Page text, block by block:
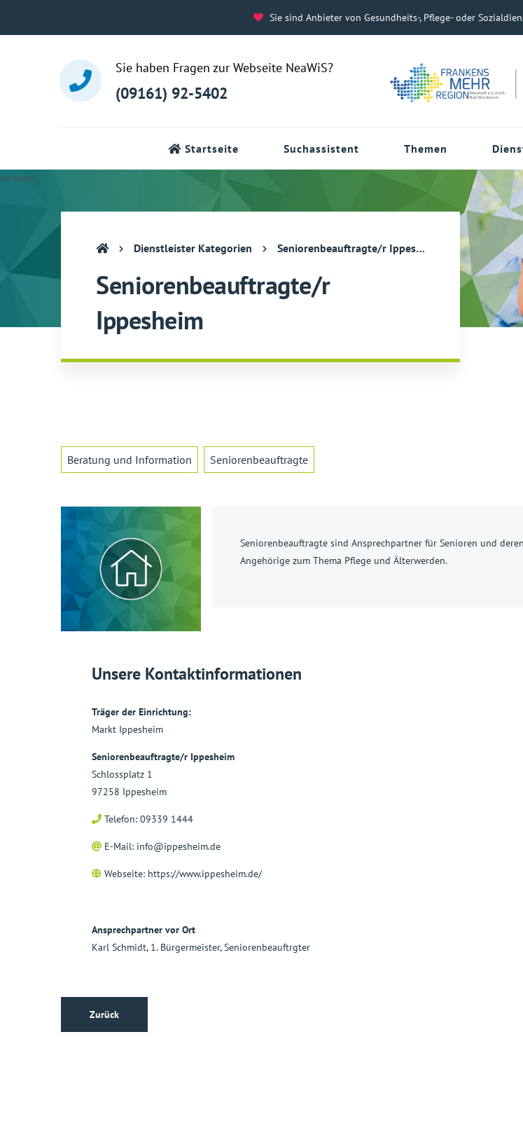
Sie sind Anbieter von Gesundheits-, Pflege- oder
Sie haben Fragen zur Webseite NeaWiS?
(09161) 92-5402
Startseite Suchassistent Themen
Vorlesen
Dienstleister Kategorien Seniorenbeauftragte/r Ippesheim
Seniorenbeauftragte/r
Ippesheim
Beratung und Information Seniorenbeauftragte
Seniorenbeauftragte sind Ansprechpartner für Senioren und deren
Angehörige zum Thema Pflege und Älterwerden.
Unsere Kontaktinformationen
Träger der Einrichtung:
Markt Ippesheim
Seniorenbeauftragte/r Ippesheim
Schlossplatz 1
97258 Ippesheim
Telefon: 09339 1444
E-Mail: info@ippesheim.de
Webseite: https://www.ippesheim.de/
Ansprechpartner vor Ort
Karl Schmidt, 1. Bürgermeister, Seniorenbeauftrgter
Zurück